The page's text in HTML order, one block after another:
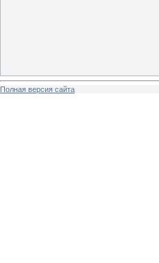
Полная версия сайта